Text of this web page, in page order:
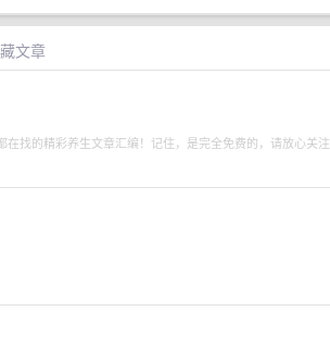
文章
找的精彩养生文章汇编！记住，是完全免费的，请放心关